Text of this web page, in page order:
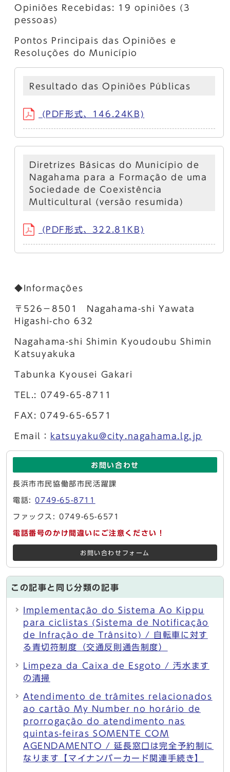
Opiniões Recebidas: 19 opiniões (3
pessoas)
Pontos Principais das Opiniões e
Resoluções do Município
Resultado das Opiniões Públicas
(PDF形式、146.24KB)
Diretrizes Básicas do Município de
Nagahama para a Formação de uma
Sociedade de Coexistência
Multicultural (versão resumida)
(PDF形式、322.81KB)
◆Informações
〒526－8501 Nagahama-shi Yawata
Higashi-cho 632
Nagahama-shi Shimin Kyoudoubu Shimin
Katsuyakuka
Tabunka Kyousei Gakari
TEL.: 0749-65-8711
FAX: 0749-65-6571
Email： katsuyaku@city.nagahama.lg.jp
お問い合わせ
長浜市市民協働部市民活躍課
電話:0749-65-8711
ファックス: 0749-65-6571
電話番号のかけ間違いにご注意ください！
お問い合わせフォーム
この記事と同じ分類の記事
Implementação do Sistema Ao Kippu
para ciclistas (Sistema de Notificação
de Infração de Trânsito) / 自転車に対す
る青切符制度（交通反則通告制度）
Limpeza da Caixa de Esgoto / 汚水ます
の清掃
Atendimento de trâmites relacionados
ao cartão My Number no horário de
prorrogação do atendimento nas
quintas-feiras SOMENTE COM
AGENDAMENTO / 延長窓口は完全予約制に
なります【マイナンバーカード関連手続き】